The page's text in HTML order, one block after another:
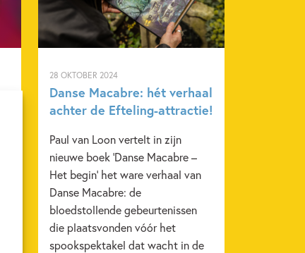
28 OKTOBER 2024
Danse Macabre: hét verhaal
achter de Efteling-attractie!
Paul van Loon vertelt in zijn
nieuwe boek ‘Danse Macabre –
Het begin’ het ware verhaal van
Danse Macabre: de
bloedstollende gebeurtenissen
die plaatsvonden vóór het
spookspektakel dat wacht in de